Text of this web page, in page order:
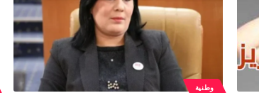
وطنية